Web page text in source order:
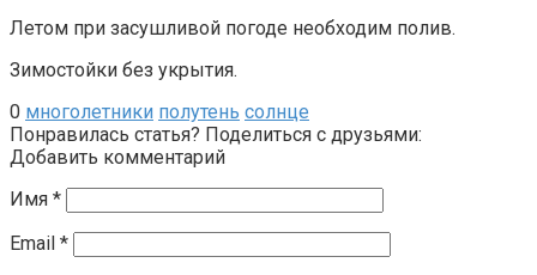
Летом при засушливой погоде необходим полив.
Зимостойки без укрытия.
0 многолетники полутень солнце
Понравилась статья? Поделиться с друзьями:
Добавить комментарий
Имя *
Email *